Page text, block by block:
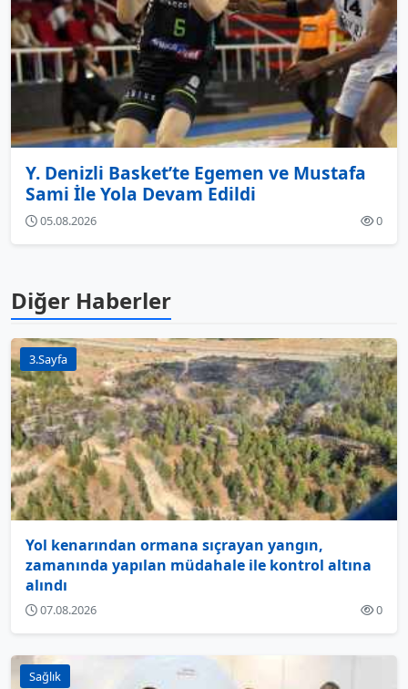
Y. Denizli Basket’te Egemen ve Mustafa
Sami İle Yola Devam Edildi
05.08.2026 0
Diğer Haberler
3.Sayfa
Yol kenarından ormana sıçrayan yangın,
zamanında yapılan müdahale ile kontrol altına
alındı
07.08.2026 0
Sağlık